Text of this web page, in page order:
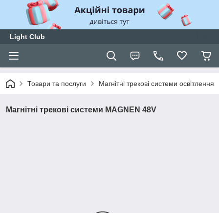
Light Club
Товари та послуги Магнітні трекові системи освітлення
Магнітні трекові системи MAGNEN 48V